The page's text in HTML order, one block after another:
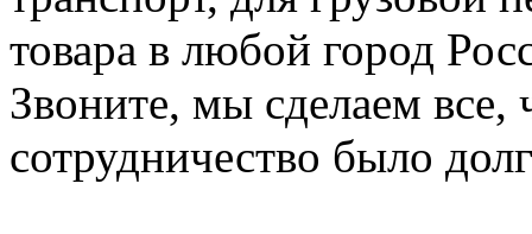
товара в любой город
Звоните, мы сделаем
сотрудничество было